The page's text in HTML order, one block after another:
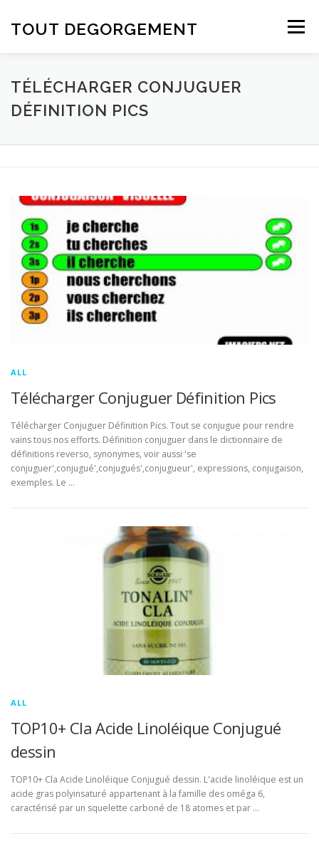
TOUT DEGORGEMENT Menu
TÉLÉCHARGER CONJUGUER
DÉFINITION PICS
ALL
Télécharger Conjuguer Définition Pics
Télécharger Conjuguer Définition Pics. Tout se conjugue pour rendre
vains tous nos efforts. Définition conjuguer dans le dictionnaire de
définitions reverso, synonymes, voir aussi 'se
conjuguer',conjugué',conjugués',conjugueur', expressions, conjugaison,
exemples. Le …
ALL
TOP10+ Cla Acide Linoléique Conjugué
dessin
TOP10+ Cla Acide Linoléique Conjugué dessin. L'acide linoléique est un
acide gras polyinsaturé appartenant à la famille des oméga 6,
caractérisé par un squelette carboné de 18 atomes et par …